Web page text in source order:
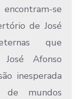
se
de José
que
Afonso
inesperada
de mundos